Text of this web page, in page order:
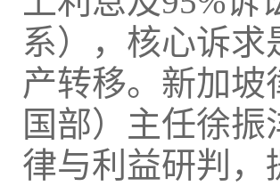
系），核心诉
产转移。新加
国部）主任徐
律与利益研判，